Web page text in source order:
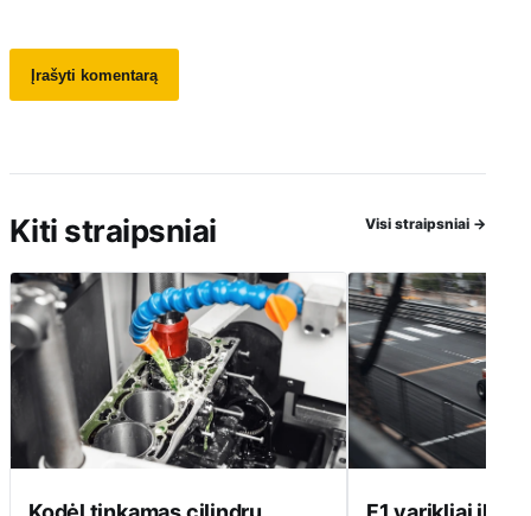
Kiti straipsniai Visi straipsniai →